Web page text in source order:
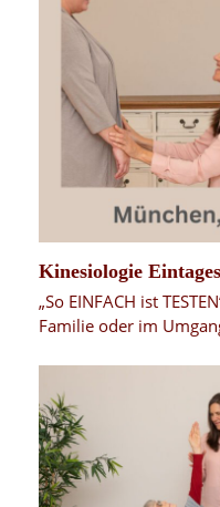
Kinesiologie
„So EINFACH ist
Familie oder im